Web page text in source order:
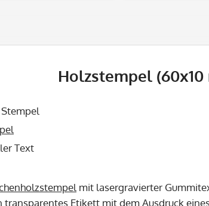
Holzstempel (60x10
Text
mit lasergravierter
transparentes Etikett mit dem Ausdruck